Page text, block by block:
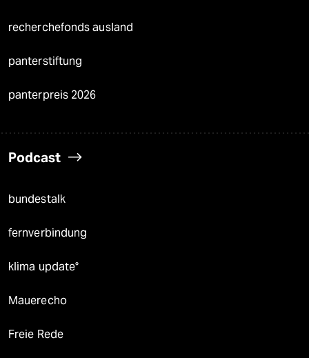
recherchefonds ausland
panterstiftung
panterpreis 2026
Podcast
bundestalk
fernverbindung
klima update°
Mauerecho
Freie Rede